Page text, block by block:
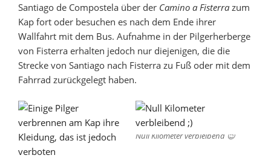
Santiago de Compostela über der Camino a Fisterra zum
Kap fort oder besuchen es nach dem Ende ihrer
Wallfahrt mit dem Bus. Aufnahme in der Pilgerherberge
von Fisterra erhalten jedoch nur diejenigen, die die
Strecke von Santiago nach Fisterra zu Fuß oder mit dem
Fahrrad zurückgelegt haben.
Null Kilometer verbleibend 😉